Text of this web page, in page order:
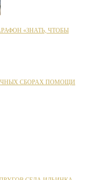
«ЗНАТЬ, ЧТОБЫ
СБОРАХ ПОМОЩИ